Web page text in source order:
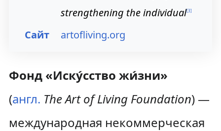
strengthening the individual[3]
Сайт artofliving.org
Фонд «Иску́сство жи́зни»
(англ. The Art of Living Foundation) —
международная некоммерческая